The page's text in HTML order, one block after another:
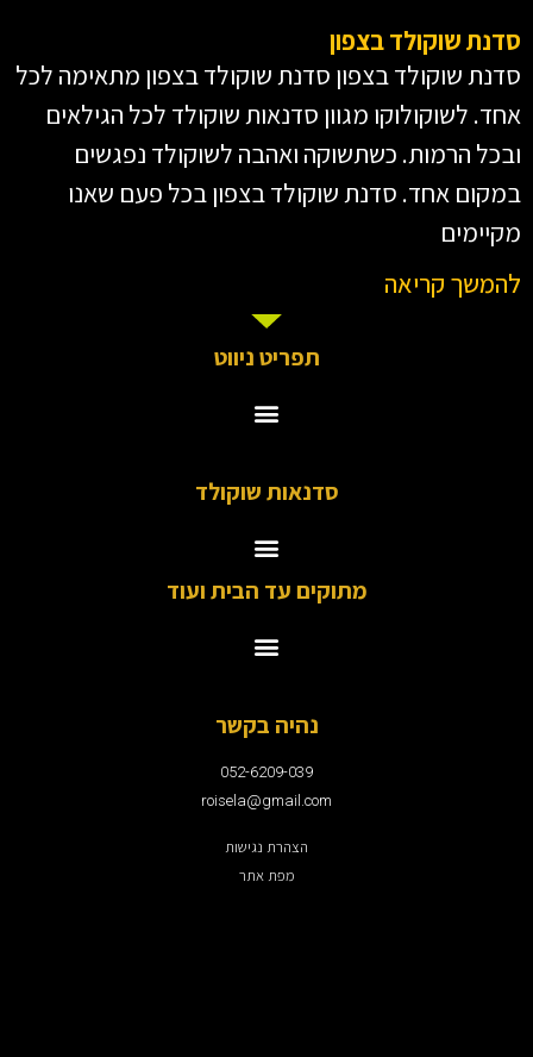
סדנת שוקולד בצפון
סדנת שוקולד בצפון סדנת שוקולד בצפון מתאימה לכל
אחד. לשוקולוקו מגוון סדנאות שוקולד לכל הגילאים
ובכל הרמות. כשתשוקה ואהבה לשוקולד נפגשים
במקום אחד. סדנת שוקולד בצפון בכל פעם שאנו
מקיימים
להמשך קריאה
תפריט ניווט
סדנאות שוקולד
מתוקים עד הבית ועוד
נהיה בקשר
052-6209-039
roisela@gmail.com
הצהרת נגישות
מפת אתר